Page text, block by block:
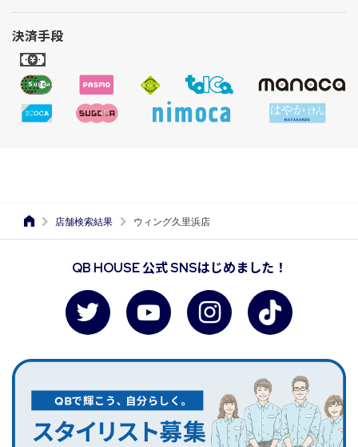
店舗検索結果 ウィング久里浜店
決済手段
QB HOUSE 公式 SNSはじめました！